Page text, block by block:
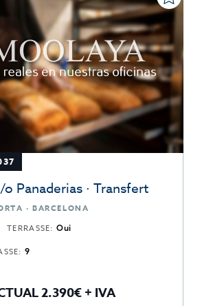
Panaderias · Transfert
· BARCELONA
TERRASSE:Oui
9
2.390€ + IVA